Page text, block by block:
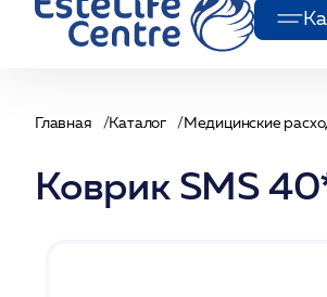
Главная Каталог Медицинские
Коврик SMS